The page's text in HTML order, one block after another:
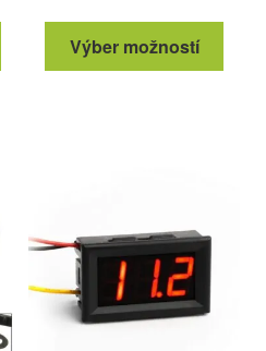
€4.50
through
€8.00
Výber možností